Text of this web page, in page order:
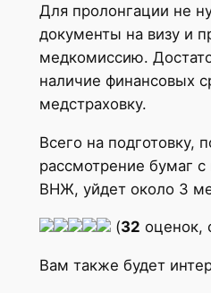
Для пролонгации не
документы на визу и
медкомиссию.
наличие финансовых
медстраховку.
Всего на подготовку,
рассмотрение бумаг
ВНЖ, уйдет около 3
(32 оценок,
Вам также будет